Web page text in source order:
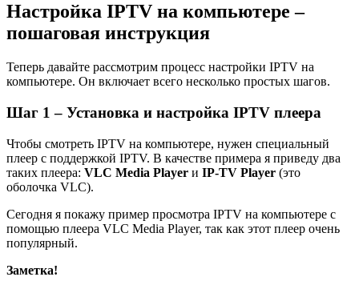
Настройка IPTV на компьютере –
пошаговая инструкция
Теперь давайте рассмотрим процесс настройки IPTV на
компьютере. Он включает всего несколько простых шагов.
Шаг 1 – Установка и настройка IPTV плеера
Чтобы смотреть IPTV на компьютере, нужен специальный
плеер с поддержкой IPTV. В качестве примера я приведу два
таких плеера: VLC Media Player и IP-TV Player (это
оболочка VLC).
Сегодня я покажу пример просмотра IPTV на компьютере с
помощью плеера VLC Media Player, так как этот плеер очень
популярный.
Заметка!